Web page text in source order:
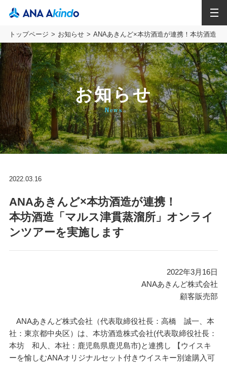
トップページ お知らせ ANAあきんど×本坊酒造が連携！本坊酒造「
お知らせ
News
2022.03.16
ANAあきんど×本坊酒造が連携！
本坊酒造「マルス津貫蒸溜所」オンライ
ンツアーを実施します
2022年3月16日
ANAあきんど株式会社
顧客販売部
ANAあきんど株式会社（代表取締役社長：高橋 誠一、本
社：東京都中央区）は、本坊酒造株式会社(代表取締役社長：
本坊 和人、本社：鹿児島県鹿児島市)と連携し 【ウイスキ
ーを愉しむANAオリジナルセット付きウイスキー別途購入可